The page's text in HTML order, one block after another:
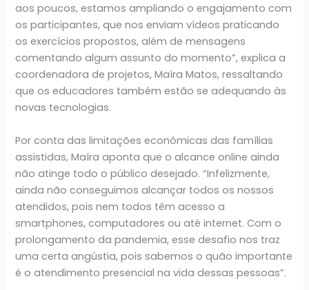
aos poucos, estamos ampliando o engajamento com
os participantes, que nos enviam vídeos praticando
os exercícios propostos, além de mensagens
comentando algum assunto do momento”, explica a
coordenadora de projetos, Maíra Matos, ressaltando
que os educadores também estão se adequando às
novas tecnologias.
Por conta das limitações econômicas das famílias
assistidas, Maíra aponta que o alcance online ainda
não atinge todo o público desejado. “Infelizmente,
ainda não conseguimos alcançar todos os nossos
atendidos, pois nem todos têm acesso a
smartphones, computadores ou até internet. Com o
prolongamento da pandemia, esse desafio nos traz
uma certa angústia, pois sabemos o quão importante
é o atendimento presencial na vida dessas pessoas”.